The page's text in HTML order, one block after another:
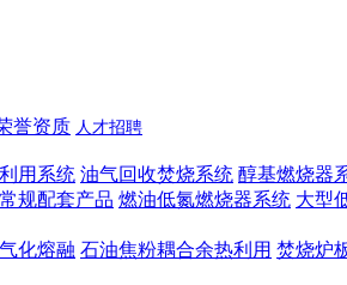
誉资质 人才招聘
用系统 油气回收焚烧系统 醇基燃烧器
规配套产品 燃油低氮燃烧器系统 大型
化熔融 石油焦粉耦合余热利用 焚烧炉